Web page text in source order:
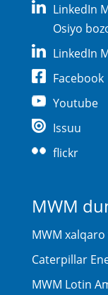
LinkedIn
Osiyo
LinkedIn
Facebook
Youtube
Issuu
flickr
MWM
MWM
Caterpillar
MWM Lotin